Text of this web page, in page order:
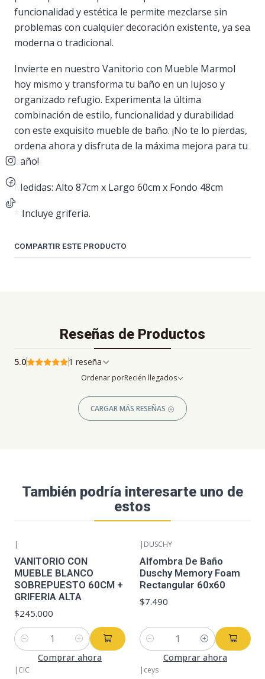
funcionalidad y estética le permite mezclarse sin
problemas con cualquier decoración existente, ya sea
moderna o tradicional.
Invierte en nuestro Vanitorio con Mueble Marmol
hoy mismo y transforma tu baño en un lujoso y
organizado refugio. Experimenta la última
combinación de estilo, funcionalidad y durabilidad
con este exquisito mueble de baño. ¡No te lo pierdas,
ordena ahora y disfruta de la máxima mejora para tu
baño!
Medidas: Alto 87cm x Largo 60cm x Fondo 48cm
* Incluye griferia.
COMPARTIR ESTE PRODUCTO
Reseñas de Productos
5.0 1 reseña
Ordenar porRecién llegados
CARGAR MÁS RESEÑAS
También podría interesarte uno de
estos
|
VANITORIO CON
MUEBLE BLANCO
SOBREPUESTO 60CM +
GRIFERIA ALTA
$245.000
Cantidad
Comprar ahora
| DUSCHY
Alfombra De Baño
Duschy Memory Foam
Rectangular 60x60
$7.490
Cantidad
Comprar ahora
| CIC | ceys